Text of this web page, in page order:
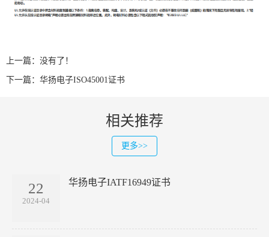
上一篇：没有了！
下一篇： 华扬电子ISO45001证书
相关推荐
更多>>
22
2024-04
华扬电子IATF16949证书